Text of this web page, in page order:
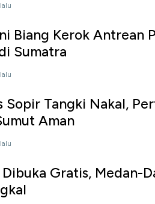
Biang Kerok Antrean
Sumatra
Sopir Tangki Nakal,
Aman
Gratis, Medan-